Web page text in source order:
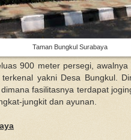
Taman Bungkul Surabaya
900 meter persegi,
yakni Desa Bungkul.
fasilitasnya terdapat
jungkit dan ayunan.